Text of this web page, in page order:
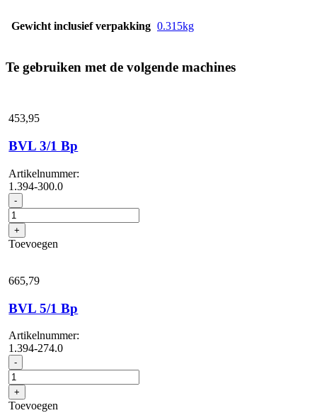
Gewicht inclusief verpakking 0.315kg
Te gebruiken met de volgende machines
453,95
BVL 3/1 Bp
Artikelnummer:
1.394-300.0
- BVL
3/1
Bp
aantal
+
Toevoegen
665,79
BVL 5/1 Bp
Artikelnummer:
1.394-274.0
- BVL
5/1
Bp
aantal
+
Toevoegen